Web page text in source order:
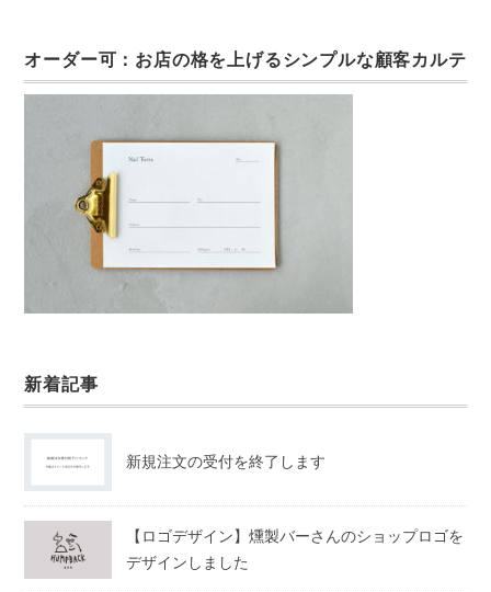
オーダー可：お店の格を上げるシンプルな顧客カルテ
新着記事
新規注文の受付を終了します
【ロゴデザイン】燻製バーさんのショップロゴを
デザインしました